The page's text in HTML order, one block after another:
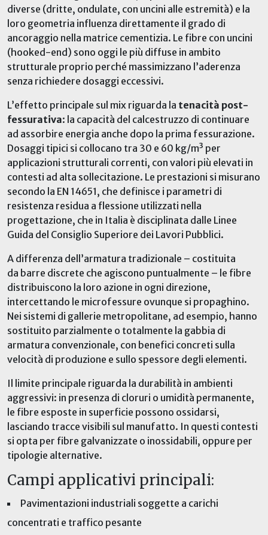
diverse (dritte, ondulate, con uncini alle estremità) e la
loro geometria influenza direttamente il grado di
ancoraggio nella matrice cementizia. Le fibre con uncini
(hooked-end) sono oggi le più diffuse in ambito
strutturale proprio perché massimizzano l’aderenza
senza richiedere dosaggi eccessivi.
L’effetto principale sul mix riguarda la tenacità post-
fessurativa: la capacità del calcestruzzo di continuare
ad assorbire energia anche dopo la prima fessurazione.
Dosaggi tipici si collocano tra 30 e 60 kg/m³ per
applicazioni strutturali correnti, con valori più elevati in
contesti ad alta sollecitazione. Le prestazioni si misurano
secondo la EN 14651, che definisce i parametri di
resistenza residua a flessione utilizzati nella
progettazione, che in Italia è disciplinata dalle Linee
Guida del Consiglio Superiore dei Lavori Pubblici.
A differenza dell’armatura tradizionale – costituita
da barre discrete che agiscono puntualmente – le fibre
distribuiscono la loro azione in ogni direzione,
intercettando le microfessure ovunque si propaghino.
Nei sistemi di gallerie metropolitane, ad esempio, hanno
sostituito parzialmente o totalmente la gabbia di
armatura convenzionale, con benefici concreti sulla
velocità di produzione e sullo spessore degli elementi.
Il limite principale riguarda la durabilità in ambienti
aggressivi: in presenza di cloruri o umidità permanente,
le fibre esposte in superficie possono ossidarsi,
lasciando tracce visibili sul manufatto. In questi contesti
si opta per fibre galvanizzate o inossidabili, oppure per
tipologie alternative.
Campi applicativi principali:
Pavimentazioni industriali soggette a carichi
concentrati e traffico pesante